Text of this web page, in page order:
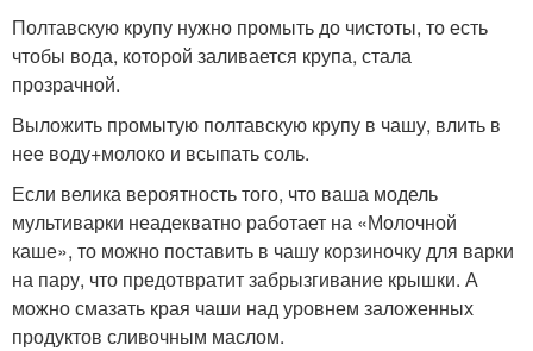
Полтавскую крупу нужно промыть до чистоты, то есть
чтобы вода, которой заливается крупа, стала
прозрачной.
Выложить промытую полтавскую крупу в чашу, влить в
нее воду+молоко и всыпать соль.
Если велика вероятность того, что ваша модель
мультиварки неадекватно работает на «Молочной
каше», то можно поставить в чашу корзиночку для варки
на пару, что предотвратит забрызгивание крышки. А
можно смазать края чаши над уровнем заложенных
продуктов сливочным маслом.